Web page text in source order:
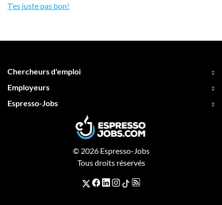
T’es juste pas bon!
Chercheurs d'emploi
Employeurs
Espresso-Jobs
© 2026 Espresso-Jobs
Tous droits réservés